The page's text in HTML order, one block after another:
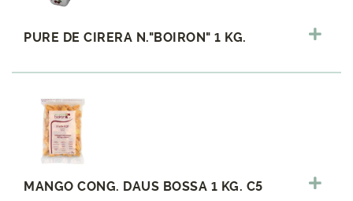
PURE DE CIRERA N."BOIRON" 1 KG.
MANGO CONG. DAUS BOSSA 1 KG. C5